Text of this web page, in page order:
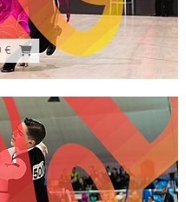
€